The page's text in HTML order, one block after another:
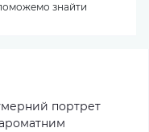
портрет
ароматним
знайти